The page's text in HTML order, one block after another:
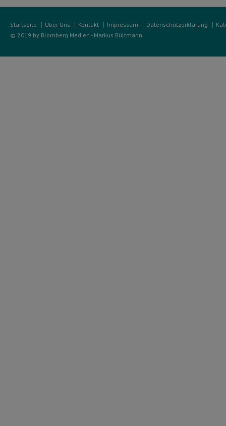
Startseite Über Uns Kontakt Impressum Datenschutzerklärung
© 2019 by Blomberg Medien - Markus Bültmann